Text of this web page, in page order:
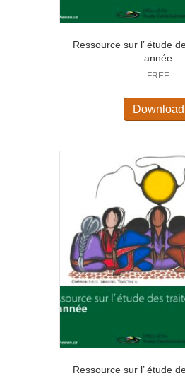
Ressource sur l’ étude
année
FREE
Download
Ressource sur l’ étude